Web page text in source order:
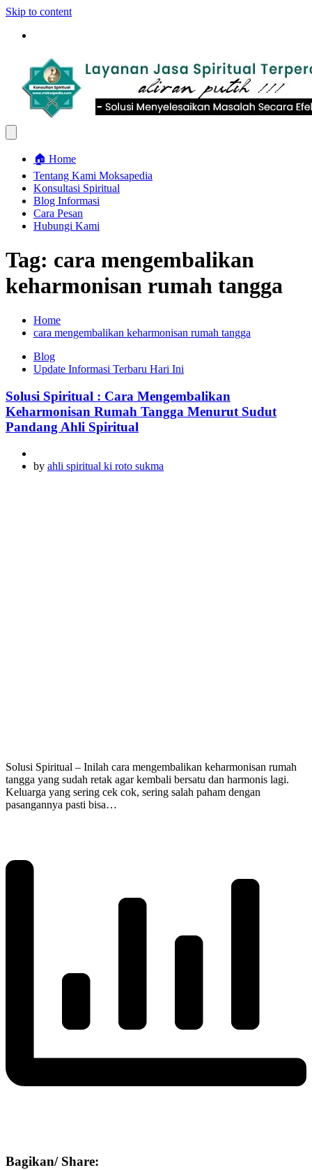
Skip to content
🏠 Home
Tentang Kami Moksapedia
Konsultasi Spiritual
Blog Informasi
Cara Pesan
Hubungi Kami
Tag: cara mengembalikan
keharmonisan rumah tangga
Home
cara mengembalikan keharmonisan rumah tangga
Blog
Update Informasi Terbaru Hari Ini
Solusi Spiritual : Cara Mengembalikan
Keharmonisan Rumah Tangga Menurut Sudut
Pandang Ahli Spiritual
by ahli spiritual ki roto sukma
Solusi Spiritual – Inilah cara mengembalikan keharmonisan rumah
tangga yang sudah retak agar kembali bersatu dan harmonis lagi.
Keluarga yang sering cek cok, sering salah paham dengan
pasangannya pasti bisa…
Bagikan/ Share: